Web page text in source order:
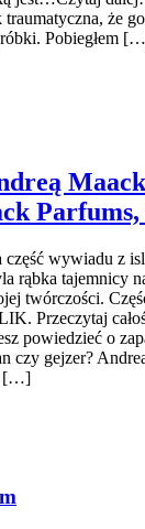
że
Pobiegłem
Parfums,
część wywiadu z
rąbka tajemnicy
twórczości.
Przeczytaj
powiedzieć o
czy gejzer?
[…]